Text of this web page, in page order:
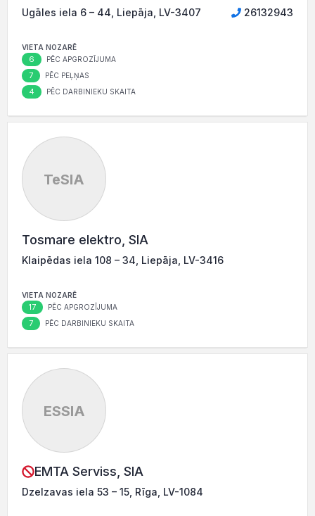
Ugāles iela 6 – 44, Liepāja, LV-3407 26132943
VIETA NOZARĒ
6 PĒC APGROZĪJUMA
7 PĒC PEĻŅAS
4 PĒC DARBINIEKU SKAITA
TeSIA
Tosmare elektro, SIA
Klaipēdas iela 108 – 34, Liepāja, LV-3416
VIETA NOZARĒ
17 PĒC APGROZĪJUMA
7 PĒC DARBINIEKU SKAITA
ESSIA
EMTA Serviss, SIA
Dzelzavas iela 53 – 15, Rīga, LV-1084